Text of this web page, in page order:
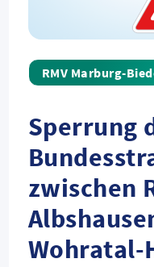
Sperrung
zwischen
Wohratal-